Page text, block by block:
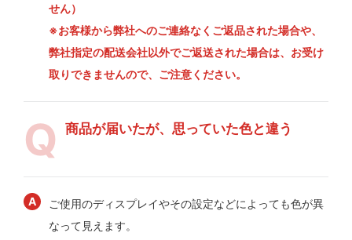
せん）
※お客様から弊社へのご連絡なくご返品された場合や、
弊社指定の配送会社以外でご返送された場合は、お受け
取りできませんので、ご注意ください。
商品が届いたが、思っていた色と違う
ご使用のディスプレイやその設定などによっても色が異
なって見えます。